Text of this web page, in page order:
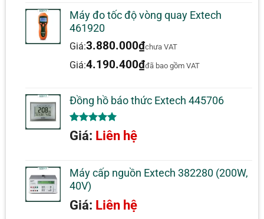
Máy đo tốc độ vòng quay Extech
461920
Giá:3.880.000₫chưa VAT
Giá:4.190.400₫đã bao gồm VAT
Đồng hồ báo thức Extech 445706
5.00trên 5
dựa trên
1
Giá: Liên hệ
Máy cấp nguồn Extech 382280 (200W,
40V)
Giá: Liên hệ